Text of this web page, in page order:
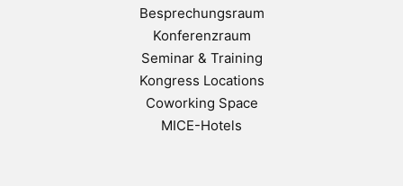
Besprechungsraum
Konferenzraum
Seminar & Training
Kongress Locations
Coworking Space
MICE-Hotels